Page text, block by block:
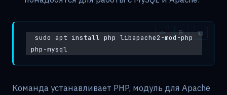
sudo apt install php libapache2-mod-php
php-mysql
Команда устанавливает PHP, модуль для Apache